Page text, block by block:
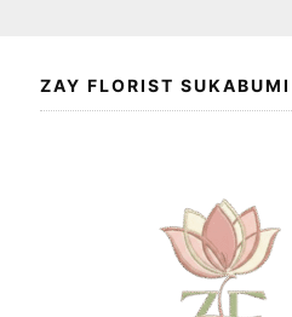
ZAY FLORIST SUKABUMI